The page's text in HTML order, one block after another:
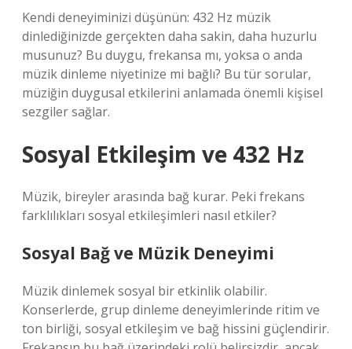
Kendi deneyiminizi düşünün: 432 Hz müzik
dinlediğinizde gerçekten daha sakin, daha huzurlu
musunuz? Bu duygu, frekansa mı, yoksa o anda
müzik dinleme niyetinize mi bağlı? Bu tür sorular,
müziğin duygusal etkilerini anlamada önemli kişisel
sezgiler sağlar.
Sosyal Etkileşim ve 432 Hz
Müzik, bireyler arasında bağ kurar. Peki frekans
farklılıkları sosyal etkileşimleri nasıl etkiler?
Sosyal Bağ ve Müzik Deneyimi
Müzik dinlemek sosyal bir etkinlik olabilir.
Konserlerde, grup dinleme deneyimlerinde ritim ve
ton birliği, sosyal etkileşim ve bağ hissini güçlendirir.